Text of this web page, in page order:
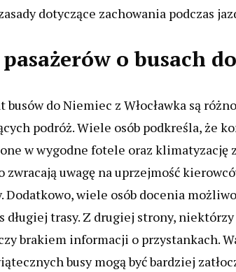
dotyczące zachowania podczas
o busach
do Niemiec z Włocławka są
podróż. Wiele osób podkreśla, że
w wygodne fotele oraz klimatyzację
zwracają uwagę na uprzejmość
Dodatkowo, wiele osób docenia
długiej trasy. Z drugiej strony,
brakiem informacji o przystankach.
busy mogą być bardziej